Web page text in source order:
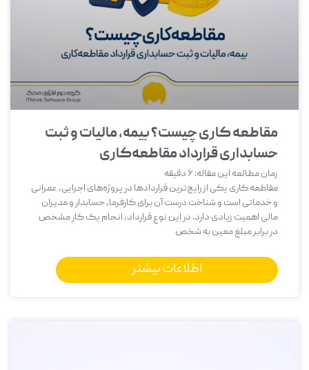
مقاطعه‌ کاری چیست؟ بیمه، مالیات و ثبت
حسابداری قرارداد مقاطعه‌کاری
زمان مطالعه این مقاله:6 دقیقه
مقاطعه ‌کاری یکی از رایج‌ترین قراردادها در پروژه‌های اجرایی، عمرانی
و خدماتی است و شناخت درست آن برای کارفرما، حسابدار و مدیران
مالی اهمیت زیادی دارد. در این نوع قرارداد، انجام یک کار مشخص
در برابر مبلغ معین به شخص
اطلاعات بیشتر